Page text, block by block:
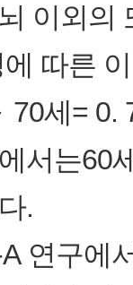
이외의
따른
70세= 0.
서는60
.
연구에